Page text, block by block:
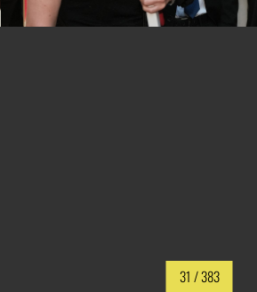
31 / 383